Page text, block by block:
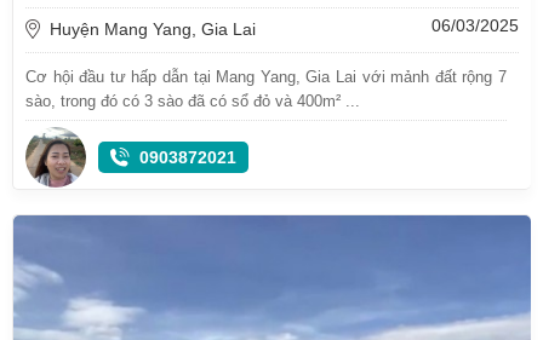
Huyện Mang Yang, Gia Lai 06/03/2025
Cơ hội đầu tư hấp dẫn tại Mang Yang, Gia Lai với mảnh đất rộng 7
sào, trong đó có 3 sào đã có sổ đỏ và 400m² ...
0903872021